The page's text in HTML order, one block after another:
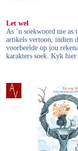
Let wel
As ’n soekwoord nie
artikels vertoon, indien
voorbeelde op jou
karakters soek. Kyk hier